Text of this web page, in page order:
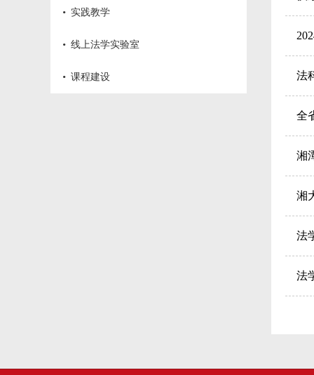
· 实践教学
· 线上法学实验室
· 课程建设 法
全
湘
湘
法
法